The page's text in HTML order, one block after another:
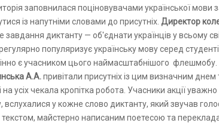
заповнилася поціновувачами української мови
із напутніми словами до присутніх. Директор
диктанту — об'єднати українців у всьому
популяризує українську мову серед
є учасником цього наймасштабнішого флешмобу.
А.А.привітали присутніх із цим визначним днем
усіх чекала кропітка робота. Учасники акції уважно
вслухалися у кожне слово диктанту, який звучав
майстерно написаним поетесою та